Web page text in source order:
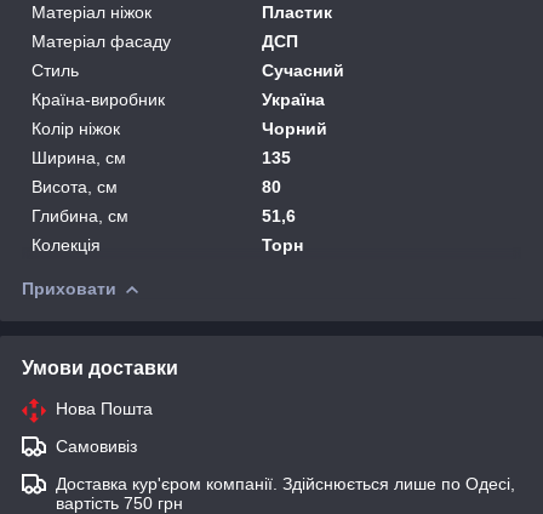
Матеріал ніжок
Пластик
Матеріал фасаду
ДСП
Стиль
Сучасний
Країна-виробник
Україна
Колір ніжок
Чорний
Ширина, см
135
Висота, см
80
Глибина, см
51,6
Колекція
Торн
Приховати
Умови доставки
Нова Пошта
Самовивіз
Доставка кур'єром компанії. Здійснюється лише по Одесі,
вартість 750 грн